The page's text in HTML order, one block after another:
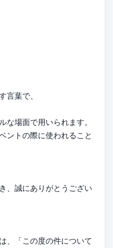
言葉で、
な場面で用いられます。
ントの際に使われること
、誠にありがとうござい
、「この度の件について